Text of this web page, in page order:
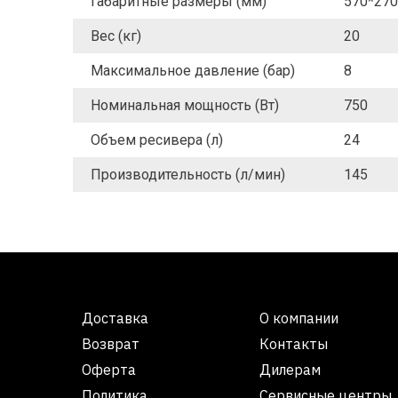
Вес (кг) 20
Максимальное давление (бар) 8
Номинальная мощность (Вт) 750
Объем ресивера (л) 24
Производительность (л/мин) 145
Доставка
О компании
Возврат
Контакты
Оферта
Дилерам